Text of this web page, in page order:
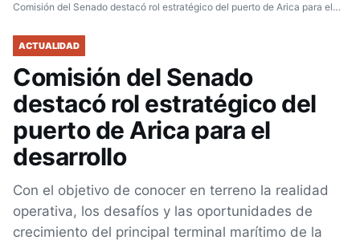
Comisión del Senado destacó rol estratégico del puerto de Arica para el…
ACTUALIDAD
Comisión del Senado
destacó rol estratégico del
puerto de Arica para el
desarrollo
Con el objetivo de conocer en terreno la realidad
operativa, los desafíos y las oportunidades de
crecimiento del principal terminal marítimo de la